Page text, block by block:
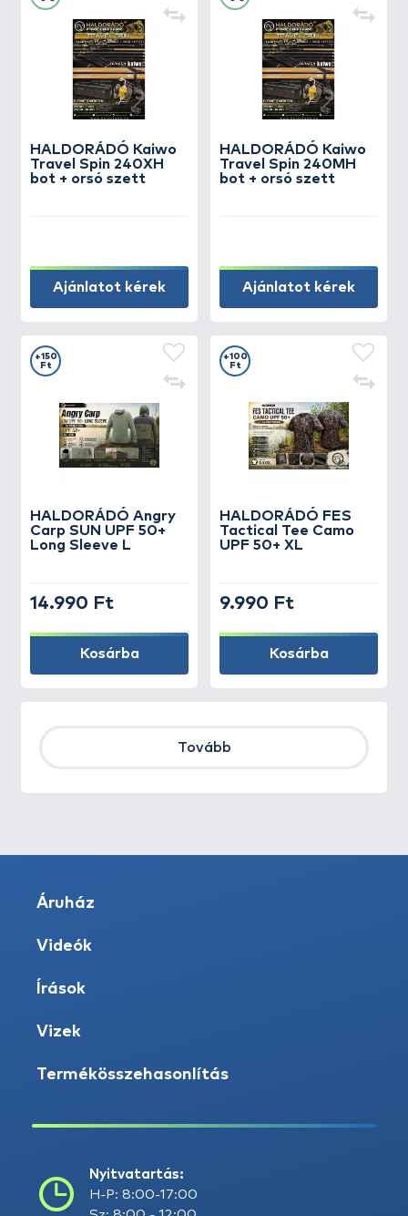
HALDORÁDÓ Kaiwo
Travel Spin 240XH
bot + orsó szett
Ajánlatot kérek
HALDORÁDÓ Kaiwo
Travel Spin 240MH
bot + orsó szett
Ajánlatot kérek
HALDORÁDÓ Angry
Carp SUN UPF 50+
Long Sleeve L
+150
Ft
14.990 Ft
Kosárba
HALDORÁDÓ FES
Tactical Tee Camo
UPF 50+ XL
+100
Ft
9.990 Ft
Kosárba
Tovább
Áruház
Videók
Írások
Vizek
Termékösszehasonlítás
Nyitvatartás:
H-P: 8:00-17:00